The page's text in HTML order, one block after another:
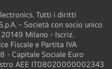
Tutti i diritti
- Società con socio unico
Milano - Iscriz.
Fiscale e Partita IVA
- Capitale Sociale Euro
AEE IT08020000002343​